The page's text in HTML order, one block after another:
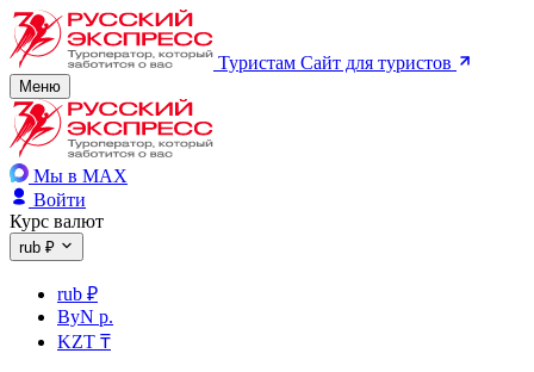
Туристам Сайт для туристов
Меню
Мы в MAX
Войти
Курс валют
rub ₽
rub ₽
ByN р.
KZT ₸